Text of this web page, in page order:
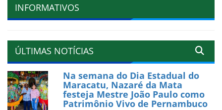
INFORMATIVOS
ÚLTIMAS NOTÍCIAS
Na semana do Dia Estadual do
Maracatu, Nazaré da Mata
festeja Mestre João Paulo como
Patrimônio Vivo de Pernambuco